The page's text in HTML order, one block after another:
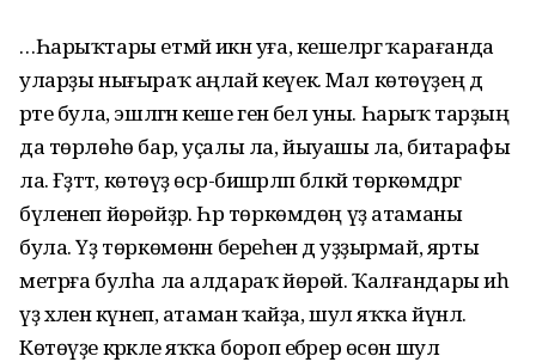
…Һарыҡтары етмәй икән уға, кешеләргә ҡарағанда
уларҙы нығыраҡ аңлай кеүек. Мал көтөүҙең дә
рәте була, эшләгән кеше генә белә уны. Һарыҡ тарҙың
да төрлөһө бар, уҫалы ла, йыуашы ла, битарафы
ла. Ғәҙәттә, көтөүҙә өсәр-бишәрләп бәләкәй төркөмдәргә
бүленеп йөрөйҙәр. Һәр төркөмдөң үҙ атаманы
була. Үҙ төркөмөнән береһен дә уҙҙырмай, ярты
метрға булһа ла алдараҡ йөрөй. Ҡалғандары иһә
үҙ хәленә күнеп, атаман ҡайҙа, шул яҡҡа йүнәлә.
Көтөүҙе кәрәкле яҡҡа бороп ебәрер өсөн шул